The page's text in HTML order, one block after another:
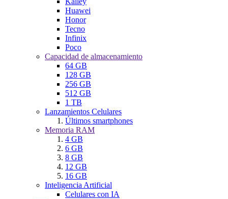
Huawei
Honor
Tecno
Infinix
Poco
Capacidad de almacenamiento
64 GB
128 GB
256 GB
512 GB
1 TB
Lanzamientos Celulares
Últimos smartphones
Memoria RAM
4 GB
6 GB
8 GB
12 GB
16 GB
Inteligencia Artificial
Celulares con IA